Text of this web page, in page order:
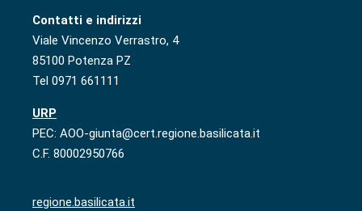
Contatti e indirizzi
Viale Vincenzo Verrastro, 4
85100 Potenza PZ
Tel 0971 661111
URP
PEC: AOO-giunta@cert.regione.basilicata.it
C.F. 80002950766
regione.basilicata.it